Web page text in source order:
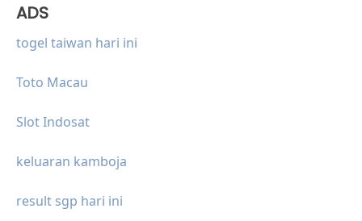
ADS
togel taiwan hari ini
Toto Macau
Slot Indosat
keluaran kamboja
result sgp hari ini